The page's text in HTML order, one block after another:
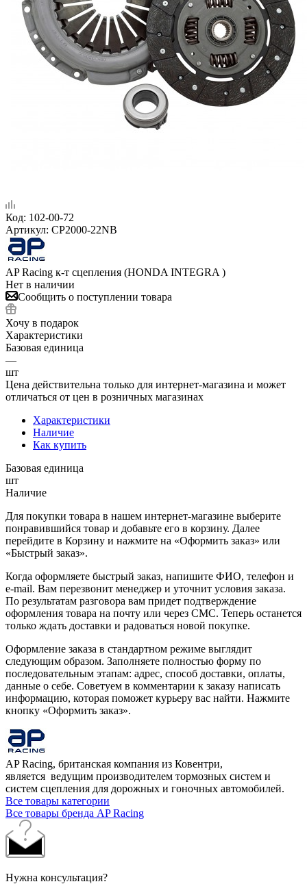
Код: 102-00-72
Артикул: CP2000-22NB
AP Racing к-т сцепления (HONDA INTEGRA )
Нет в наличии
Сообщить о поступлении товара
Хочу в подарок
Характеристики
Базовая единица
—
шт
Цена действительна только для интернет-магазина и может
отличаться от цен в розничных магазинах
Характеристики
Наличие
Как купить
Базовая единица
шт
Наличие
Для покупки товара в нашем интернет-магазине выберите
понравившийся товар и добавьте его в корзину. Далее
перейдите в Корзину и нажмите на «Оформить заказ» или
«Быстрый заказ».
Когда оформляете быстрый заказ, напишите ФИО, телефон и
e-mail. Вам перезвонит менеджер и уточнит условия заказа.
По результатам разговора вам придет подтверждение
оформления товара на почту или через СМС. Теперь останется
только ждать доставки и радоваться новой покупке.
Оформление заказа в стандартном режиме выглядит
следующим образом. Заполняете полностью форму по
последовательным этапам: адрес, способ доставки, оплаты,
данные о себе. Советуем в комментарии к заказу написать
информацию, которая поможет курьеру вас найти. Нажмите
кнопку «Оформить заказ».
AP Racing, британская компания из Ковентри,
является ведущим производителем тормозных систем и
систем сцепления для дорожных и гоночных автомобилей.
Все товары категории
Все товары бренда AP Racing
Нужна консультация?